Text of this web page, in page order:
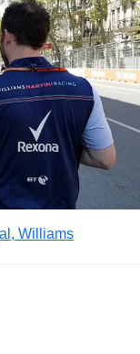
Williams